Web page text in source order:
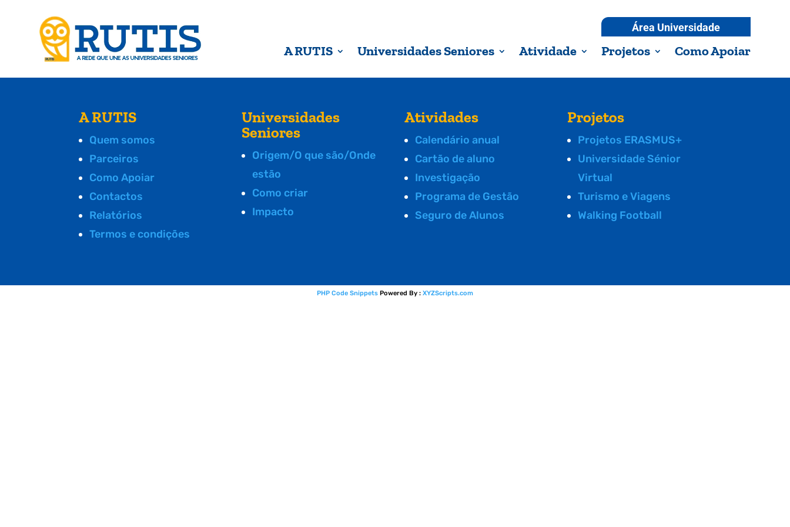
Área Universidade
A RUTIS Universidades Seniores Atividade Projetos Como Apoiar
A RUTIS
Quem somos
Parceiros
Como Apoiar
Contactos
Relatórios
Termos e condições
Universidades
Seniores
Origem/O que são/Onde
estão
Como criar
Impacto
Atividades
Calendário anual
Cartão de aluno
Investigação
Programa de Gestão
Seguro de Alunos
Projetos
Projetos ERASMUS+
Universidade Sénior
Virtual
Turismo e Viagens
Walking Football
PHP Code Snippets Powered By : XYZScripts.com